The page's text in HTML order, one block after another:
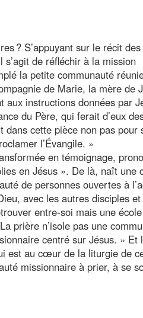
? S’appuyant sur le récit
de réfléchir à la mission
la petite communauté
de Marie, la mère de
aux instructions données par
du Père, qui ferait d’eux
cette pièce non pas
l’Évangile. »
en témoignage,
en Jésus ». De là, naît une
de personnes ouvertes à
avec les autres disciples
entre-soi mais une
prière n’isole pas une
centré sur Jésus. »
est au cœur de la liturgie de
missionnaire à prier, à se